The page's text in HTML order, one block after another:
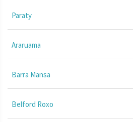
Paraty
Araruama
Barra Mansa
Belford Roxo